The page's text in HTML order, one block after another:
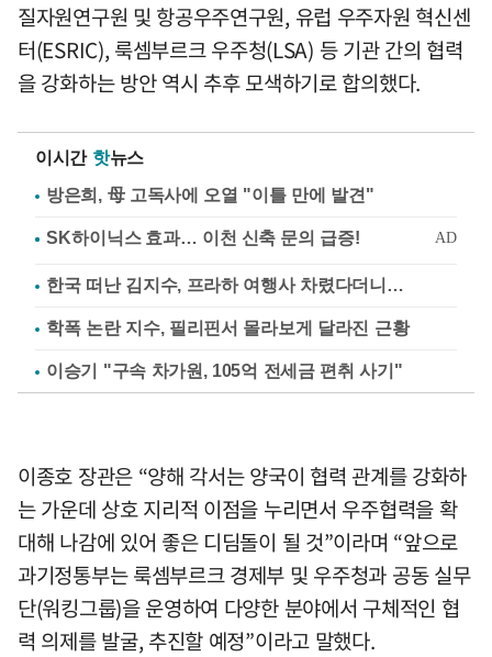
질자원연구원 및 항공우주연구원, 유럽 우주자원 혁신센
터(ESRIC), 룩셈부르크 우주청(LSA) 등 기관 간의 협력
을 강화하는 방안 역시 추후 모색하기로 합의했다.
이시간 핫뉴스
방은희, 母 고독사에 오열 "이틀 만에 발견"
한국 떠난 김지수, 프라하 여행사 차렸다더니…
학폭 논란 지수, 필리핀서 몰라보게 달라진 근황
이승기 "구속 차가원, 105억 전세금 편취 사기"
이종호 장관은 “양해 각서는 양국이 협력 관계를 강화하
는 가운데 상호 지리적 이점을 누리면서 우주협력을 확
대해 나감에 있어 좋은 디딤돌이 될 것”이라며 “앞으로
과기정통부는 룩셈부르크 경제부 및 우주청과 공동 실무
단(워킹그룹)을 운영하여 다양한 분야에서 구체적인 협
력 의제를 발굴, 추진할 예정”이라고 말했다.